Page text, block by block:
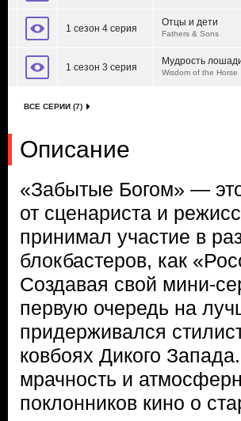
1 сезон 4 серия
Отцы и дети
Fathers & Sons
1 сезон 3 серия
Мудрость
Wisdom of the Horse
ВСЕ СЕРИИ (7)
Описание
«Забытые Богом» —
от сценариста и
принимал участие в
блокбастеров, как
Создавая свой мини-
первую очередь на
придерживался
ковбоях Дикого
мрачность и
поклонников кино о